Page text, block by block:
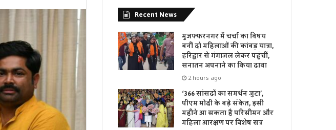
Recent News
मुजफ्फरनगर में चर्चा का विषय
बनीं दो महिलाओं की कांवड़ यात्रा,
हरिद्वार से गंगाजल लेकर पहुंचीं,
सनातन अपनाने का किया दावा
2 hours ago
‘366 सांसदों का समर्थन जुटा’,
पीएम मोदी के बड़े संकेत, इसी
महीने आ सकता है परिसीमन और
महिला आरक्षण पर विशेष सत्र